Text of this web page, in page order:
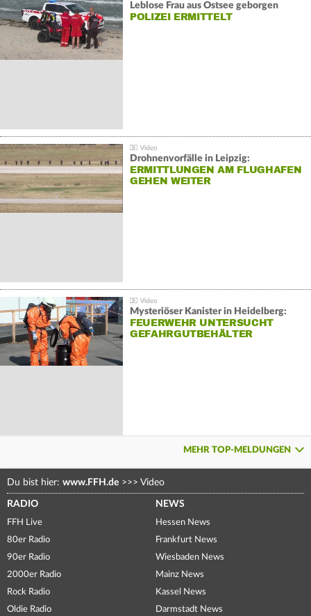
Leblose Frau aus Ostsee geborgen
POLIZEI ERMITTELT
Drohnenvorfälle in Leipzig:
ERMITTLUNGEN AM FLUGHAFEN
GEHEN WEITER
Mysteriöser Kanister in Heidelberg:
FEUERWEHR UNTERSUCHT
GEFAHRGUTBEHÄLTER
MEHR TOP-MELDUNGEN
Du bist hier: www.FFH.de >>> Video
RADIO
FFH Live
80er Radio
90er Radio
2000er Radio
Rock Radio
Oldie Radio
NEWS
Hessen News
Frankfurt News
Wiesbaden News
Mainz News
Kassel News
Darmstadt News